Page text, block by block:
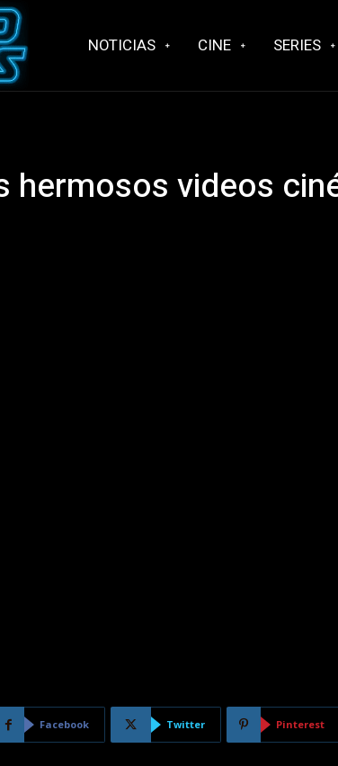
NOTICIAS CINE SERIES
hermosos videos
Facebook Twitter Pinterest